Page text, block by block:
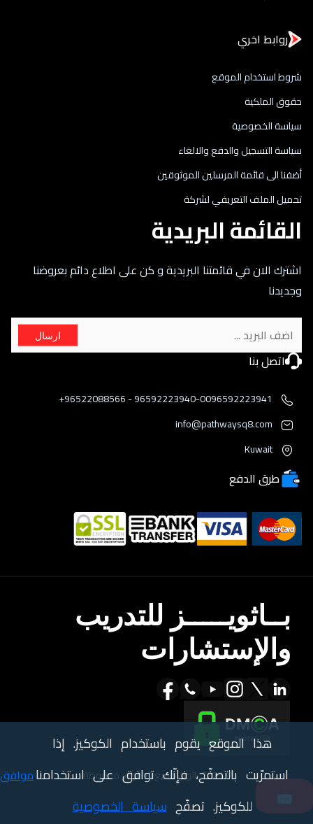
روابط اخري
شروط استخدام الموقع
حقوق الملكية
سياسة الخصوصية
سياسة التسجيل والدفع والالغاء
أضفنا الى قائمة المرسلين الموثوقين
تحميل الملف التعريفي لشركة
القائمة البريدية
اشترك الان في قائمتنا البريدية و كن على اطلاع دائم بعروضنا
وجديدنا
ارسال
اتصل بنا
96592223940-0096592223941 - 96522088566+
info@pathwaysq8.com
Kuwait
طرق الدفع
بــاثويـــــز للتدريب
والإستشارات
© 2025 باثويز. جميع الحقوق محفوظة.
هذا الموقع يقوم باستخدام الكوكيز. إذا
استمرّيت بالتصفّح، فإنّك توافق على استخدامنا
للكوكيز. تصفّحسياسة الخصوصية
موافق